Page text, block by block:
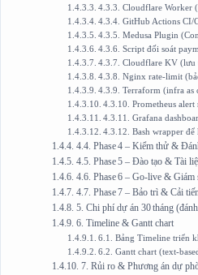
4.3.3. Cloudflare Worker
4.3.4. GitHub Actions CI/
4.3.5. Medusa Plugin
4.3.6. Script đối soát
4.3.7. Cloudflare KV (lưu
4.3.8. Nginx rate‑limit
4.3.9. Terraform (infra as
4.3.10. Prometheus
4.3.11. Grafana
4.3.12. Bash wrapper
4.4. Phase 4 – Kiểm thử &
4.5. Phase 5 – Đào tạo & Tài
4.6. Phase 6 – Go‑live & Giám
4.7. Phase 7 – Bảo trì & Cải
5. Chi phí dự án 30 tháng
6. Timeline & Gantt chart
6.1. Bảng Timeline triển
6.2. Gantt chart
7. Rủi ro & Phương án dự